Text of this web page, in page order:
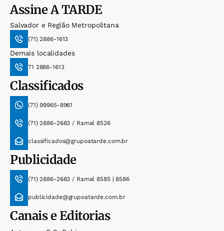
AssineA TARDE
Salvador e Região Metropolitana
(71) 2886-1613
Demais localidades
71 2886-1613
Classificados
(71) 99965-8961
(71) 2886-2683 / Ramal 8526
classificados@grupoatarde.com.br
Publicidade
(71) 2886-2683 / Ramal 8585 | 8586
publicidade@grupoatarde.com.br
Canais e Editorias